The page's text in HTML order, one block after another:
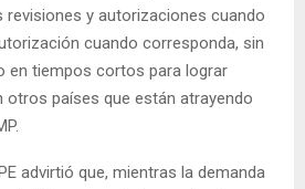
revisiones y autorizaciones cuando
cuando corresponda, sin
en tiempos cortos para lograr
países que están atrayendo
advirtió que, mientras la demanda